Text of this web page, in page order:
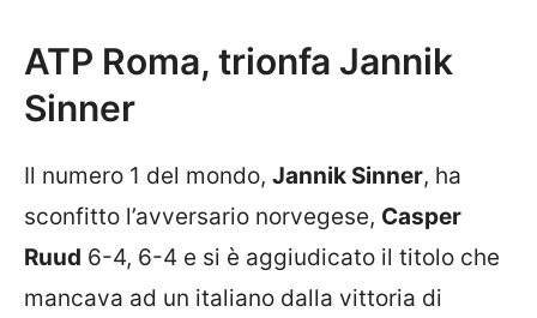
ATP Roma, trionfa Jannik
Sinner
Il numero 1 del mondo, Jannik Sinner, ha
sconfitto l’avversario norvegese, Casper
Ruud 6-4, 6-4 e si è aggiudicato il titolo che
mancava ad un italiano dalla vittoria di